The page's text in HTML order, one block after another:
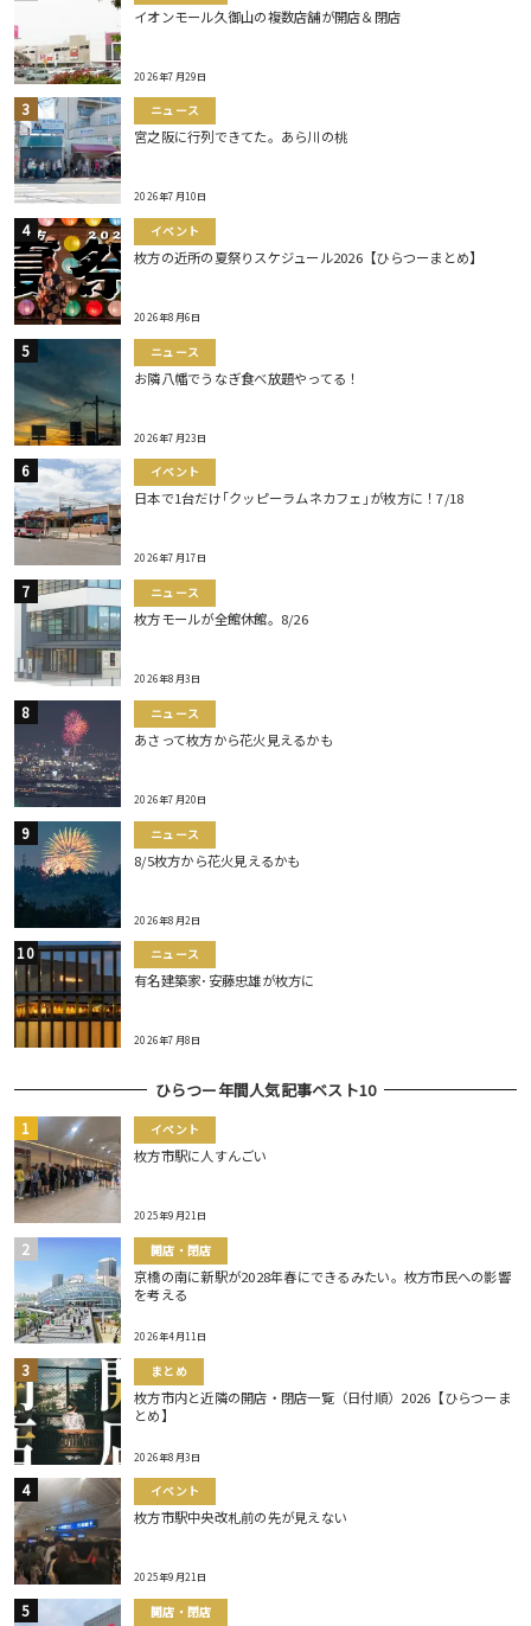
イオンモール久御山の複数店舗が開店＆閉店
2026年7月29日
ニュース
宮之阪に行列できてた。あら川の桃
2026年7月10日
イベント
枚方の近所の夏祭りスケジュール2026【ひらつーまとめ】
2026年8月6日
ニュース
お隣八幡でうなぎ食べ放題やってる！
2026年7月23日
イベント
日本で1台だけ｢クッピーラムネカフェ｣が枚方に！7/18
2026年7月17日
ニュース
枚方モールが全館休館。8/26
2026年8月3日
ニュース
あさって枚方から花火見えるかも
2026年7月20日
ニュース
8/5枚方から花火見えるかも
2026年8月2日
ニュース
有名建築家･安藤忠雄が枚方に
2026年7月8日
ひらつー年間人気記事ベスト10
イベント
枚方市駅に人すんごい
2025年9月21日
開店・閉店
京橋の南に新駅が2028年春にできるみたい。枚方市民への影響
を考える
2026年4月11日
まとめ
枚方市内と近隣の開店・閉店一覧（日付順）2026【ひらつーま
とめ】
2026年8月3日
イベント
枚方市駅中央改札前の先が見えない
2025年9月21日
開店・閉店